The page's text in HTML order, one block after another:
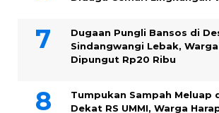
Dugaan Pungli Bansos di
Sindangwangi Lebak,
Dipungut Rp20 Ribu
Tumpukan Sampah Meluap
Dekat RS UMMI, Warga